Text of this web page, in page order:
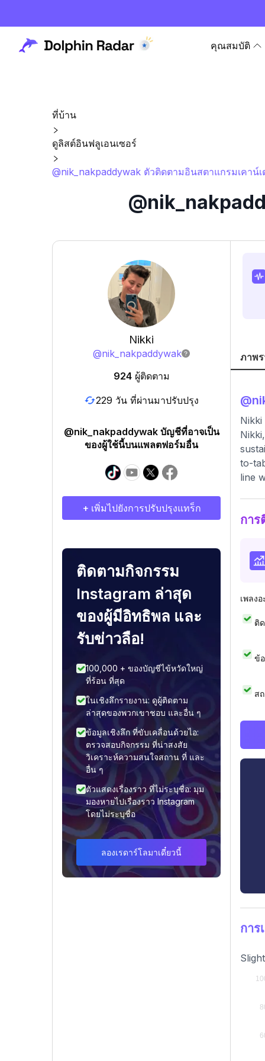
คุณสมบัติ
ที่บ้าน
ดูลิสต์อินฟลูเอนเซอร์
@nik_nakpaddywak ตัวติดตามอินสตาแกรมเคาน์
Nikki
@nik_nakpaddywak
924 ผู้ติดตาม
229 วัน ที่ผ่านมาปรับปรุง
@nik_nakpaddywak บัญชีที่อาจเป็น
ของผู้ใช้นี้บนแพลตฟอร์มอื่น
+ เพิ่มไปยังการปรับปรุงแทร็ก
ติดตามกิจกรรม
Instagram ล่าสุด
ของผู้มีอิทธิพล และ
รับข่าวลือ!
100,000 + ของบัญชีไข้หวัดใหญ่
ที่ร้อน ที่สุด
ในเชิงลึกรายงาน: ดูผู้ติดตาม
ล่าสุดของพวกเขาชอบ และอื่น ๆ
ข้อมูลเชิงลึก ที่ขับเคลื่อนด้วยไอ:
ตรวจสอบกิจกรรม ที่น่าสงสัย
วิเคราะห์ความสนใจสถาน ที่ และ
อื่น ๆ
ตัวแสดงเรื่องราว ที่ไม่ระบุชื่อ: มุม
มองหายไปเรื่องราว Instagram
โดยไม่ระบุชื่อ
ลองเรดาร์โลมาเดี๋ยวนี้
ภาพ
@
Nikki
to-
line
การ
เพลงอ
ติ
ข้
ส
การ